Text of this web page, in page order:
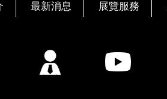
最新消息 展覽服務